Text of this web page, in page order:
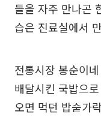
들을 자주 만나곤
습은 진료실에서
전통시장 봉순이
배달시킨 국밥으
오면 먹던 밥숟가